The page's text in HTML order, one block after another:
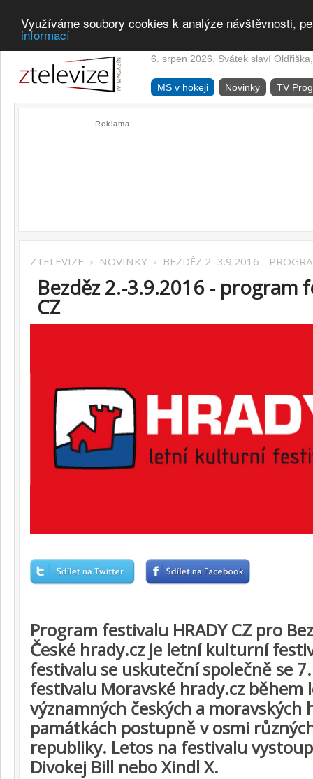
Využíváme soubory cookies k analýze návštěvnosti,
informací
6. srpen 2026. Svátek slaví
MS v hokeji Novinky TV
Reklama
ZTELEVIZE > NOVINKY > BEZDĚZ 2.-3.9.2016 -
Bezděz 2.-3.9.2016 - program
CZ
Program festivalu HRADY CZ pro
České hrady.cz je letní kulturní
festivalu se uskuteční společně se
festivalu Moravské hrady.cz během
významných českých a moravských
památkách postupně v osmi
republiky. Letos na festivalu
Divokej Bill nebo Xindl X.